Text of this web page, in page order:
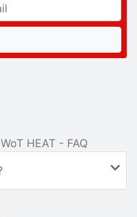
HEAT - FAQ